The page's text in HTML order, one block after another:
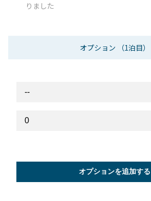
りました
オプション （1泊目）
オプションを追加する